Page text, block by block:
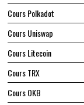
Cours Polkadot
Cours Uniswap
Cours Litecoin
Cours TRX
Cours OKB